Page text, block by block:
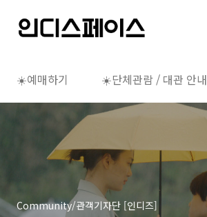
☀️예매하기 ☀️단체관람 / 대관 안내
Community/관객기자단 [인디즈]